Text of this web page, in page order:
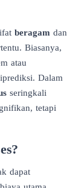
beragam dan
Biasanya,
atau
Dalam
seringkali
tetapi
dapat